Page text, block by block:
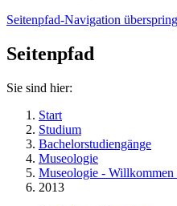
Seitenpfad-Navigation
Seitenpfad
Sie sind hier:
Start
Studium
Bachelorstudiengänge
Museologie
Museologie - Willkommen
2013